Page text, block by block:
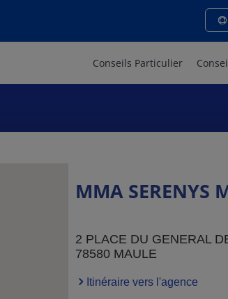
Conseils Particulier
MMA SERENYS
2 PLACE DU GENERAL
78580 MAULE
Itinéraire vers l'agence